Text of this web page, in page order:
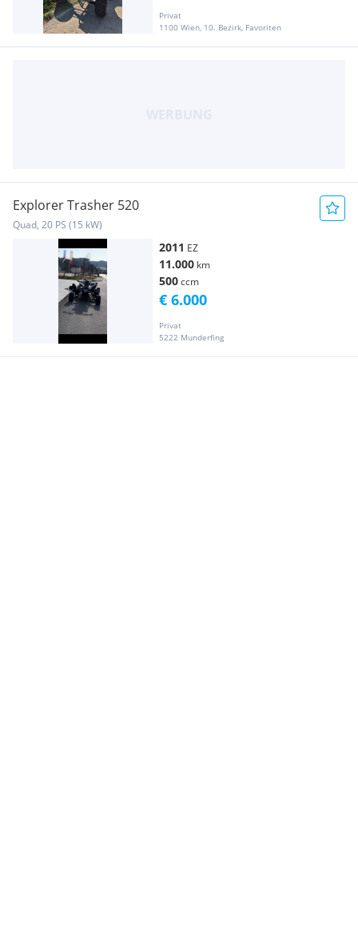
Privat
1100 Wien, 10. Bezirk, Favoriten
Explorer Trasher 520
Quad, 20 PS (15 kW)
2011 EZ
11.000 km
500ccm
Privat
5222 Munderfing
€ 6.000